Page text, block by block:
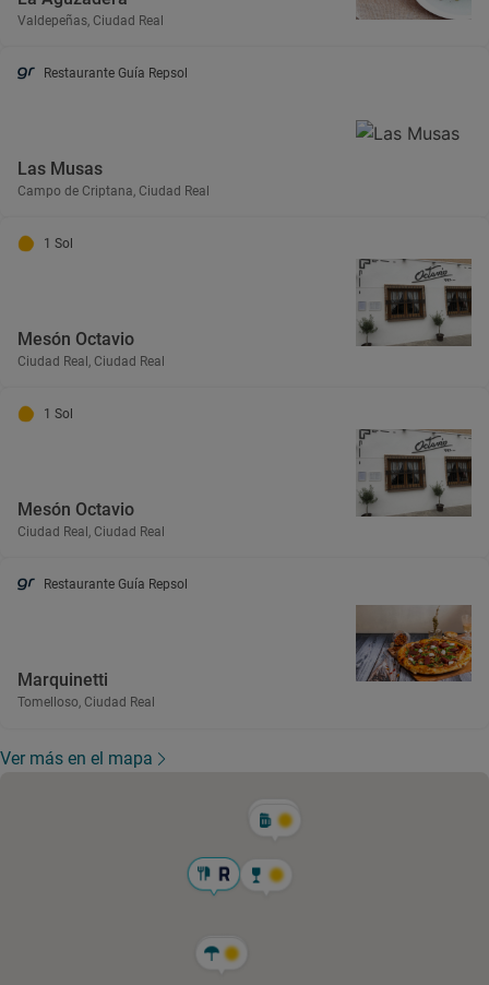
Valdepeñas, Ciudad Real
Restaurante Guía Repsol
Las Musas
Campo de Criptana, Ciudad Real
1 Sol
Mesón Octavio
Ciudad Real, Ciudad Real
1 Sol
Mesón Octavio
Ciudad Real, Ciudad Real
Restaurante Guía Repsol
Marquinetti
Tomelloso, Ciudad Real
Ver más en el mapa